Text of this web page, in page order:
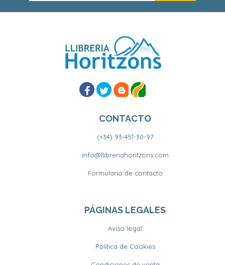
CONTACTO
(+34) 93-451-30-97
info@llibreriahoritzons.com
Formulario de contacto
PÁGINAS LEGALES
Aviso legal
Política de Cookies